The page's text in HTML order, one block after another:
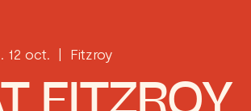
12 oct.
  |
Fitzroy
FITZROY